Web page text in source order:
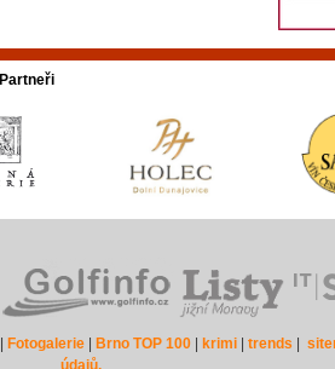
Partneři
Fotogalerie| Brno TOP 100| krimi| trends
údajů.